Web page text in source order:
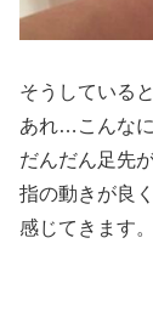
そうしていると
あれ…こんな
だんだん足先
指の動きが良
感じてきます。